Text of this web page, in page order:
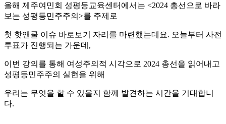
올해 제주여민회 성평등교육센터에서는 <2024 총선으로 바라
보는 성평등민주주의>를 주제로
첫 핫앤쿨 이슈 바로보기 자리를 마련했는데요. 오늘부터 사전
투표가 진행되는 가운데,
이번 강의를 통해 여성주의적 시각으로 2024 총선을 읽어내고
성평등민주주의 실현을 위해
우리는 무엇을 할 수 있을지 함께 발견하는 시간을 기대합니
다.